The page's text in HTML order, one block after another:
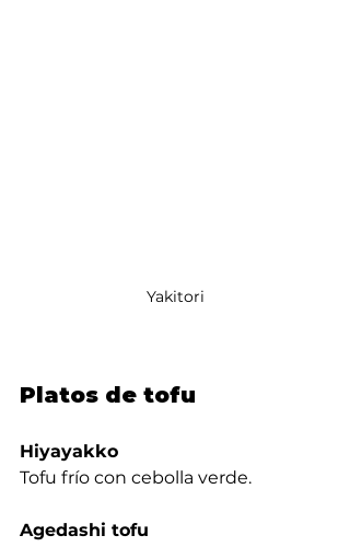
Yakitori
Platos de tofu
Hiyayakko
Tofu frío con cebolla verde.
Agedashi tofu